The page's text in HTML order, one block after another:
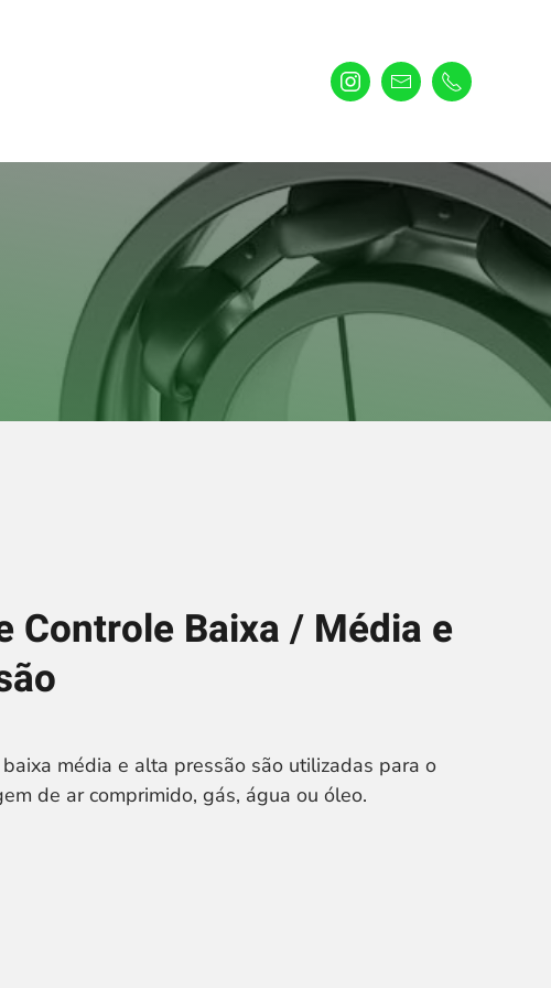
Controle Baixa / Média e
média e alta pressão são utilizadas para o
de ar comprimido, gás, água ou óleo.